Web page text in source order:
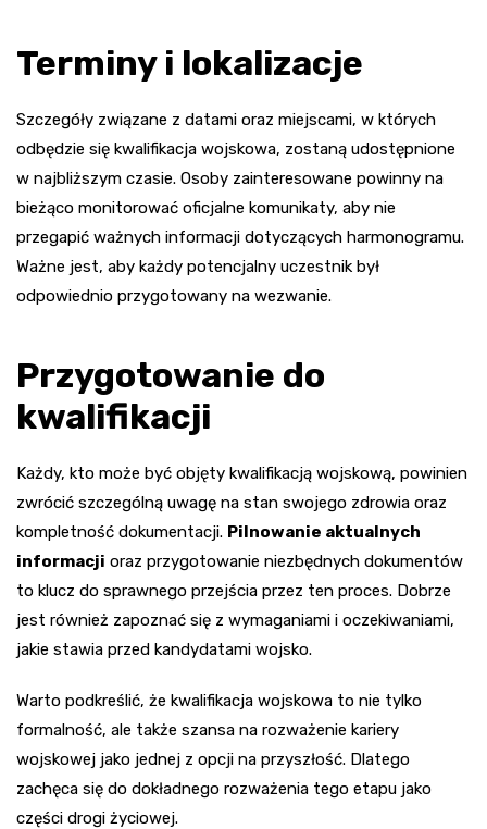
Terminy i lokalizacje
Szczegóły związane z datami oraz miejscami, w których
odbędzie się kwalifikacja wojskowa, zostaną udostępnione
w najbliższym czasie. Osoby zainteresowane powinny na
bieżąco monitorować oficjalne komunikaty, aby nie
przegapić ważnych informacji dotyczących harmonogramu.
Ważne jest, aby każdy potencjalny uczestnik był
odpowiednio przygotowany na wezwanie.
Przygotowanie do
kwalifikacji
Każdy, kto może być objęty kwalifikacją wojskową, powinien
zwrócić szczególną uwagę na stan swojego zdrowia oraz
kompletność dokumentacji. Pilnowanie aktualnych
informacji oraz przygotowanie niezbędnych dokumentów
to klucz do sprawnego przejścia przez ten proces. Dobrze
jest również zapoznać się z wymaganiami i oczekiwaniami,
jakie stawia przed kandydatami wojsko.
Warto podkreślić, że kwalifikacja wojskowa to nie tylko
formalność, ale także szansa na rozważenie kariery
wojskowej jako jednej z opcji na przyszłość. Dlatego
zachęca się do dokładnego rozważenia tego etapu jako
części drogi życiowej.